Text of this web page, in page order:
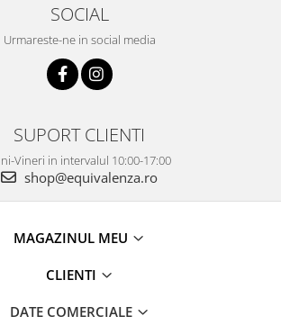
SOCIAL
Urmareste-ne in social media
SUPORT CLIENTI
Vineri in intervalul 10:00-17:00
shop@equivalenza.ro
MAGAZINUL MEU
CLIENTI
DATE COMERCIALE